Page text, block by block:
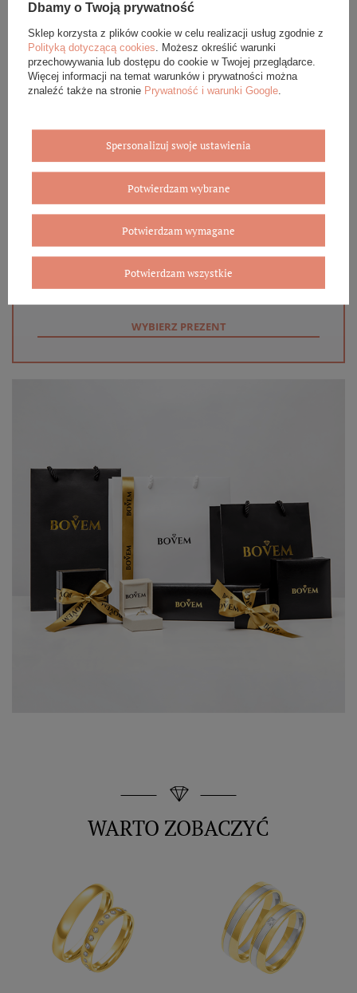
OPINIE (0)
GWARANCJA
ZADAJ PYTANIE
Eleganckie opakowanie gratis
Biżuterię i zegarki zakupione w sklepie internetowym
BOVEM otrzymasz jako gotowy do wręczenia upominek. Do
ekologicznej oraz elegancką torebkę. Rozmiary i wzory
mogą się różnić ze względu na wybrany asortyment.
WYBIERZ PREZENT
WARTO ZOBACZYĆ
Dbamy o Twoją prywatność
Sklep korzysta z plików cookie w celu realizacji usług zgodnie z
Polityką dotyczącą cookies . Możesz określić warunki
przechowywania lub dostępu do cookie w Twojej przeglądarce.
Więcej informacji na temat warunków i prywatności można
znaleźć także na stronie Prywatność i warunki Google
Spersonalizuj swoje ustawienia
Potwierdzam wybrane
Potwierdzam wymagane
Potwierdzam wszystkie